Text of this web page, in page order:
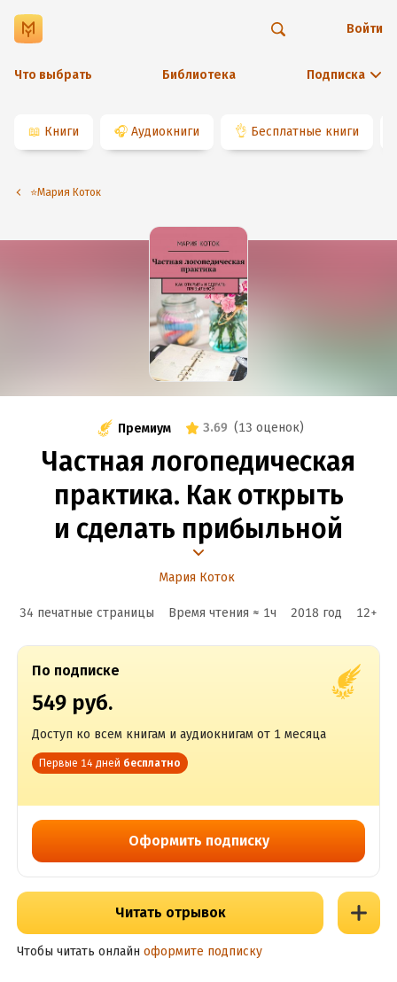
Что выбрать Библиотека Подписка
Войти
📖 Книги 🎧 Аудиокниги 👌 Бесплатные книги
⭐️Мария Коток
Премиум 3.69 (13 оценок)
Частная логопедическая
практика. Как открыть
и сделать прибыльной
Мария Коток
34 печатные страницы Время чтения ≈ 1ч 2018 год 12+
По подписке
549 руб.
Доступ ко всем книгам и аудиокнигам от 1 месяца
Первые 14 дней бесплатно
Оформить подписку
Читать отрывок
Чтобы читать онлайн оформите подписку